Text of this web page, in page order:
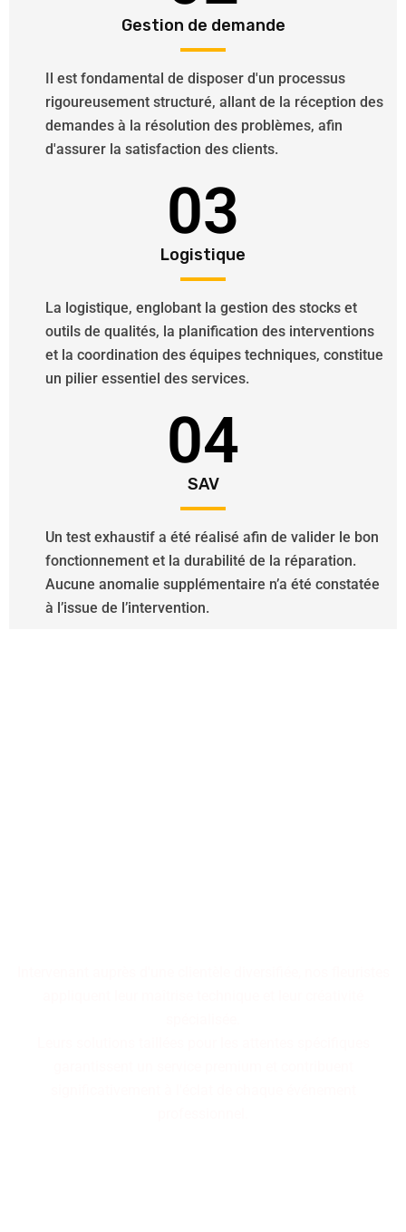
Gestion de demande
Il est fondamental de disposer d'un processus
rigoureusement structuré, allant de la réception des
demandes à la résolution des problèmes, afin
d'assurer la satisfaction des clients.
03
Logistique
La logistique, englobant la gestion des stocks et
outils de qualités, la planification des interventions
et la coordination des équipes techniques, constitue
un pilier essentiel des services.
04
SAV
Un test exhaustif a été réalisé afin de valider le bon
fonctionnement et la durabilité de la réparation.
Aucune anomalie supplémentaire n’a été constatée
à l’issue de l’intervention.